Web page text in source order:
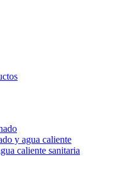
y agua caliente
caliente sanitaria